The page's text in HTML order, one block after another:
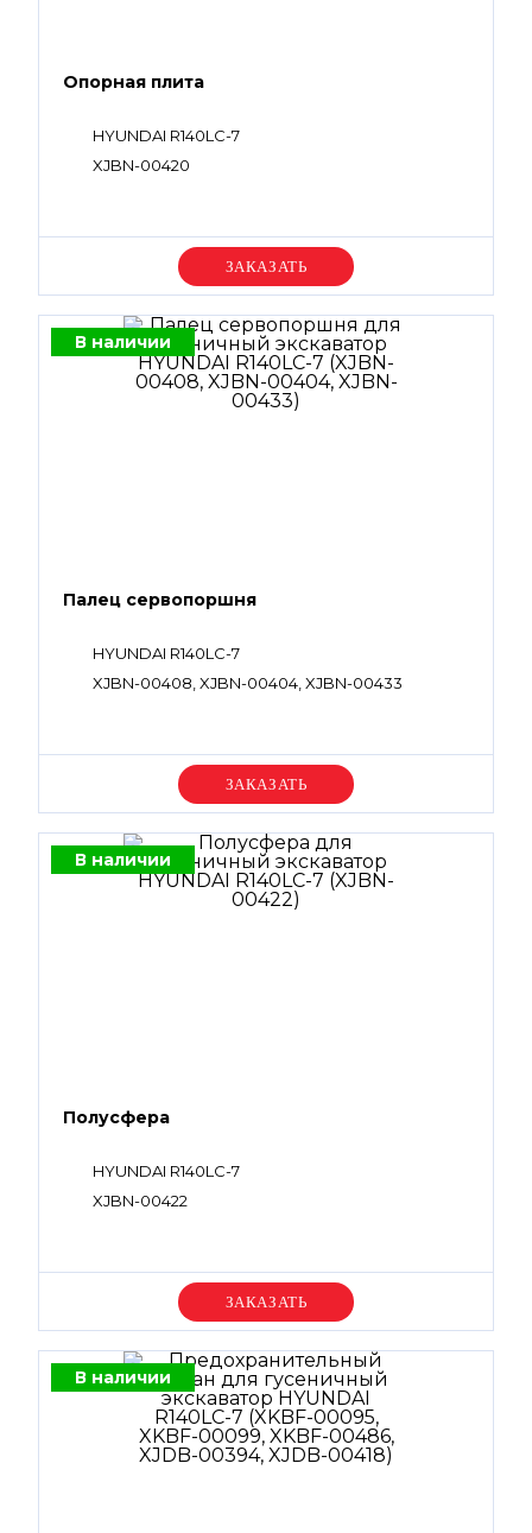
Опорная плита
HYUNDAI R140LC-7
XJBN-00420
Уточняйте цену
В наличии
Палец сервопоршня
HYUNDAI R140LC-7
XJBN-00408, XJBN-00404, XJBN-00433
Уточняйте цену
В наличии
Полусфера
HYUNDAI R140LC-7
XJBN-00422
Уточняйте цену
В наличии